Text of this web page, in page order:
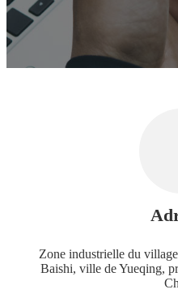
Zone industrielle du
Baishi, ville de Yueqing,